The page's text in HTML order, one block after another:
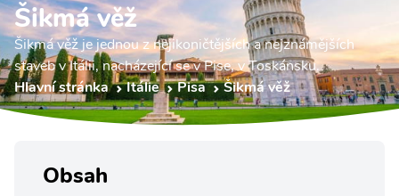
Šikmá věž
Šikmá věž je jednou z nejikoničtějších a nejznámějších
staveb v Itálii, nacházející se v Pise, v Toskánsku.
Hlavní stránka
Itálie Pisa Šikmá věž
Obsah